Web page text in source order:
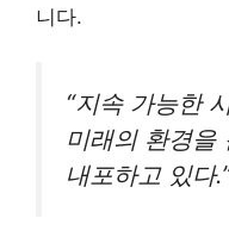
니다.
“지속 가능한
미래의 환경을
내포하고 있다